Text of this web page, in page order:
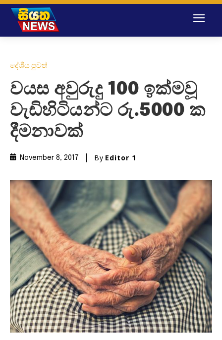
දේශීය පුවත්
වයස අවුරුදු 100 ඉක්මවූ
වැඩිහිටියන්ට රු.5000 ක
දීමනාවක්
November 8, 2017 By Editor 1